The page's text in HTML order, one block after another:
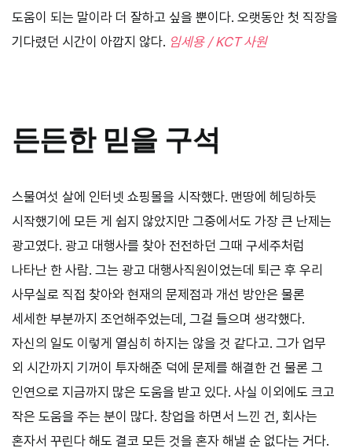
도움이 되는 말이라 더 잘하고 싶을 뿐이다. 오랫동안 첫 직장을
기다렸던 시간이 아깝지 않다. 임세용 / KCT 사원
든든한 믿을 구석
스물여섯 살에 인터넷 쇼핑몰을 시작했다. 맨땅에 헤딩하듯
시작했기에 모든 게 쉽지 않았지만 그중에서도 가장 큰 난제는
광고였다. 광고 대행사를 찾아 전전하던 그때 구세주처럼
나타난 한 사람. 그는 광고 대행사직원이었는데 퇴근 후 우리
사무실로 직접 찾아와 현재의 문제점과 개선 방안은 물론
세세한 부분까지 조언해주었는데, 그걸 들으며 생각했다.
자신의 일도 이렇게 열심히 하지는 않을 것 같다고. 그가 업무
외 시간까지 기꺼이 투자해준 덕에 문제를 해결한 건 물론 그
인연으로 지금까지 많은 도움을 받고 있다. 사실 이외에도 크고
작은 도움을 주는 분이 많다. 창업을 하면서 느낀 건, 회사는
혼자서 꾸린다 해도 결코 모든 것을 혼자 해낼 순 없다는 거다.